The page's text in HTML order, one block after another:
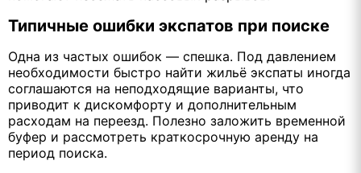
Типичные ошибки экспатов при поиске
Одна из частых ошибок — спешка. Под давлением
необходимости быстро найти жильё экспаты иногда
соглашаются на неподходящие варианты, что
приводит к дискомфорту и дополнительным
расходам на переезд. Полезно заложить временной
буфер и рассмотреть краткосрочную аренду на
период поиска.